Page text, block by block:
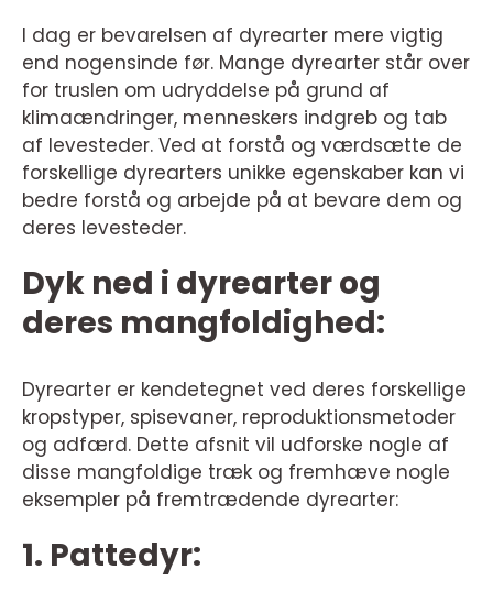
I dag er bevarelsen af dyrearter mere vigtig
end nogensinde før. Mange dyrearter står over
for truslen om udryddelse på grund af
klimaændringer, menneskers indgreb og tab
af levesteder. Ved at forstå og værdsætte de
forskellige dyrearters unikke egenskaber kan vi
bedre forstå og arbejde på at bevare dem og
deres levesteder.
Dyk ned i dyrearter og
deres mangfoldighed:
Dyrearter er kendetegnet ved deres forskellige
kropstyper, spisevaner, reproduktionsmetoder
og adfærd. Dette afsnit vil udforske nogle af
disse mangfoldige træk og fremhæve nogle
eksempler på fremtrædende dyrearter:
1. Pattedyr: